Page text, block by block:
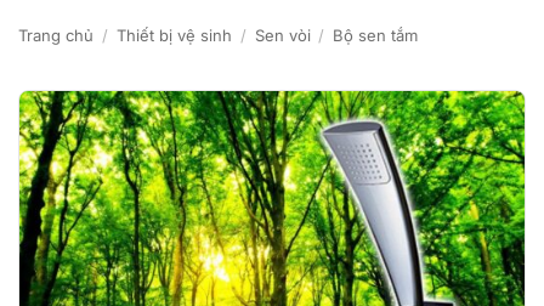
Trang chủ / Thiết bị vệ sinh / Sen vòi / Bộ sen tắm